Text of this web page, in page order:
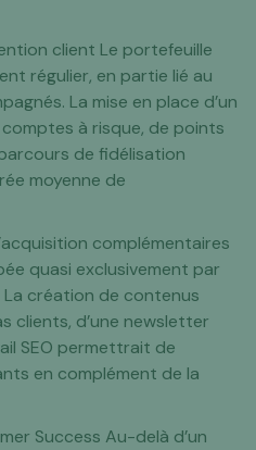
client Le portefeuille
régulier, en partie lié au
La mise en place d’un
à risque, de points
de fidélisation
moyenne de
complémentaires
quasi exclusivement par
création de contenus
clients, d’une newsletter
SEO permettrait de
en complément de la
Success Au-delà d’un